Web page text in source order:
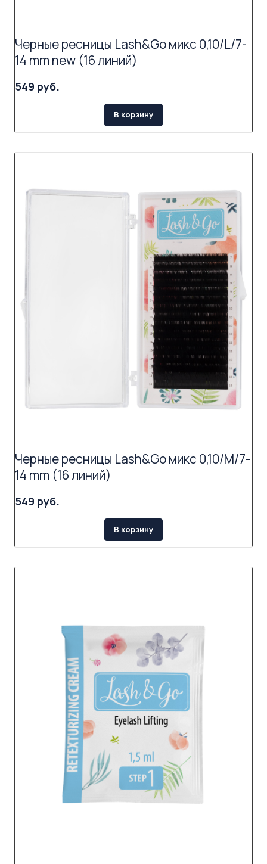
Черные ресницы Lash&Go микс 0,10/L/7-
14 mm new (16 линий)
549 руб.
В корзину
Черные ресницы Lash&Go микс 0,10/M/7-
14 mm (16 линий)
549 руб.
В корзину